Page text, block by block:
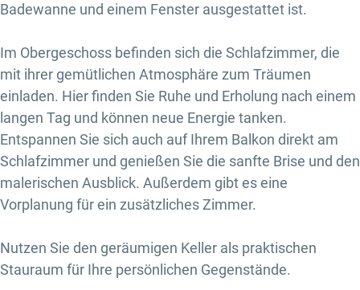
Badewanne und einem Fenster ausgestattet ist.
Im Obergeschoss befinden sich die Schlafzimmer, die
mit ihrer gemütlichen Atmosphäre zum Träumen
einladen. Hier finden Sie Ruhe und Erholung nach einem
langen Tag und können neue Energie tanken.
Entspannen Sie sich auch auf Ihrem Balkon direkt am
Schlafzimmer und genießen Sie die sanfte Brise und den
malerischen Ausblick. Außerdem gibt es eine
Vorplanung für ein zusätzliches Zimmer.
Nutzen Sie den geräumigen Keller als praktischen
Stauraum für Ihre persönlichen Gegenstände.